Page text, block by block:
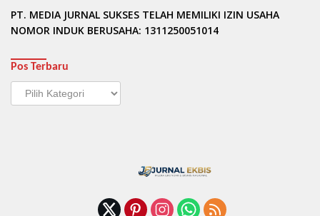
PT. MEDIA JURNAL SUKSES TELAH MEMILIKI IZIN USAHA
NOMOR INDUK BERUSAHA: 1311250051014
Pos Terbaru
Pos
Terbaru